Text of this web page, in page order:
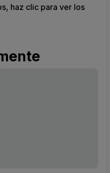
haz clic para ver los